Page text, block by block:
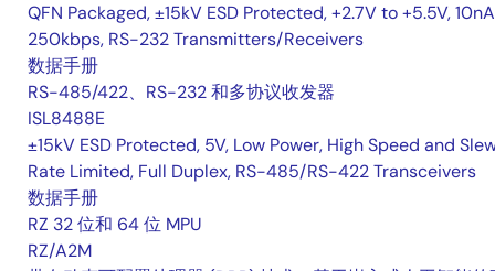
QFN Packaged, ±15kV ESD Protected, +2.7V to +5.5V,
250kbps, RS-232 Transmitters/Receivers
数据手册
RS-485/422、RS-232 和多协议收发器
ISL8488E
±15kV ESD Protected, 5V, Low Power, High Speed and
Rate Limited, Full Duplex, RS-485/RS-422 Transceivers
数据手册
RZ 32 位和 64 位 MPU
RZ/A2M